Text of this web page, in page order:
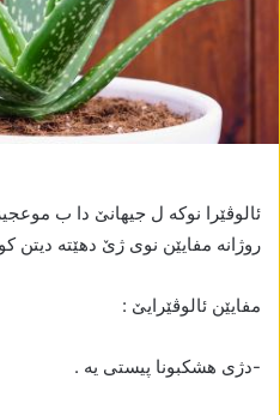
ئالوڤێرا نوکە ل جیھانێ دا ب
روژانە مفایێن نوی ژێ دھێتە
مفایێن ئالوڤێرایێ :
-دژی ھشکبونا پیستی یە .